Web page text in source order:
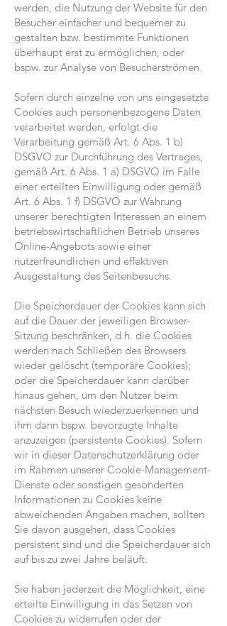
werden, die Nutzung der Website für den
Besucher einfacher und bequemer zu
gestalten bzw. bestimmte Funktionen
überhaupt erst zu ermöglichen, oder
bspw. zur Analyse von Besucherströmen.
Sofern durch einzelne von uns eingesetzte
Cookies auch personenbezogene Daten
verarbeitet werden, erfolgt die
Verarbeitung gemäß Art. 6 Abs. 1 b)
DSGVO zur Durchführung des Vertrages,
gemäß Art. 6 Abs. 1 a) DSGVO im Falle
einer erteilten Einwilligung oder gemäß
Art. 6 Abs. 1 f) DSGVO zur Wahrung
unserer berechtigten Interessen an einem
betriebswirtschaftlichen Betrieb unseres
Online-Angebots sowie einer
nutzerfreundlichen und effektiven
Ausgestaltung des Seitenbesuchs.
Die Speicherdauer der Cookies kann sich
auf die Dauer der jeweiligen Browser-
Sitzung beschränken, d.h. die Cookies
werden nach Schließen des Browsers
wieder gelöscht (temporäre Cookies);
oder die Speicherdauer kann darüber
hinaus gehen, um den Nutzer beim
nächsten Besuch wiederzuerkennen und
ihm dann bspw. bevorzugte Inhalte
anzuzeigen (persistente Cookies). Sofern
wir in dieser Datenschutzerklärung oder
im Rahmen unserer Cookie-Management-
Dienste oder sonstigen gesonderten
Informationen zu Cookies keine
abweichenden Angaben machen, sollten
Sie davon ausgehen, dass Cookies
persistent sind und die Speicherdauer sich
auf bis zu zwei Jahre beläuft.
Sie haben jederzeit die Möglichkeit, eine
erteilte Einwilligung in das Setzen von
Cookies zu widerrufen oder der